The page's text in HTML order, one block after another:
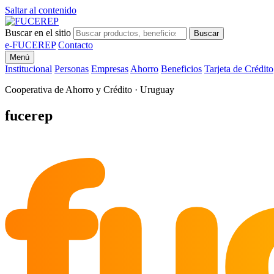
Saltar al contenido
Buscar en el sitio Buscar
e-FUCEREP Contacto
Menú
Institucional Personas Empresas Ahorro Beneficios Tarjeta de Crédito
Cooperativa de Ahorro y Crédito · Uruguay
fucerep